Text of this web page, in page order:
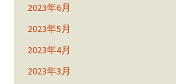
2023年6月
2023年5月
2023年4月
2023年3月